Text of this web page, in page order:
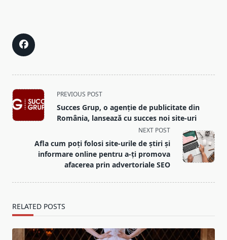
<span
class="nav-
subtitle
reader-
text">Page</span>
PREVIOUS POST
Succes Grup, o agenție de publicitate din
România, lansează cu succes noi site-uri
NEXT POST
Afla cum poți folosi site-urile de știri și
informare online pentru a-ți promova
afacerea prin advertoriale SEO
RELATED POSTS